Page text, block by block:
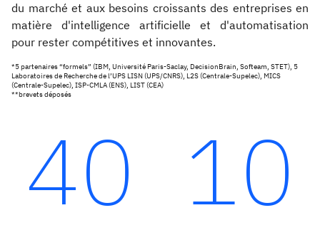
du marché et aux besoins croissants des entreprises en
matière d'intelligence artificielle et d'automatisation
pour rester compétitives et innovantes.
*5 partenaires “formels” (IBM, Université Paris-Saclay, DecisionBrain, Softeam, STET), 5
Laboratoires de Recherche de l’UPS LISN (UPS/CNRS), L2S (Centrale-Supelec), MICS
(Centrale-Supelec), ISP-CMLA (ENS), LIST (CEA)
**brevets déposés
40 10